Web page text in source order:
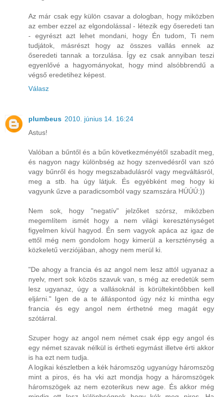
Az már csak egy külön csavar a dologban, hogy miközben
az ember ezzel az elgondolással - létezik egy őseredeti tan
- egyrészt azt lehet mondani, hogy Én tudom, Ti nem
tudjátok, másrészt hogy az összes vallás ennek az
őseredeti tannak a torzulása. Így ez csak annyiban teszi
egyenlővé a hagyományokat, hogy mind alsóbbrendű a
végső eredetihez képest.
Válasz
plumbeus 2010. június 14. 16:24
Astus!
Valóban a bűntől és a bűn következményétől szabadít meg,
és nagyon nagy különbség az hogy szenvedésről van szó
vagy bűnről és hogy megszabadulásról vagy megváltásról,
meg a stb. ha úgy látjuk. És egyébként meg hogy ki
vagyunk űzve a paradicsomból vagy szamszára HÚÚÚ:))
Nem sok, hogy "negatív" jelzőket szórsz, miközben
megemlítem ismét hogy a nem világi kereszténységet
figyelmen kívül hagyod. Én sem vagyok apáca az igaz de
ettől még nem gondolom hogy kimerül a kerszténység a
közkeletű verziójában, ahogy nem merül ki.
"De ahogy a francia és az angol nem lesz attól ugyanaz a
nyelv, mert sok közös szavuk van, s még az eredetük sem
lesz ugyanaz, úgy a vallásoknál is körültekintőbben kell
eljárni." Igen de a te álláspontod úgy néz ki mintha egy
francia és egy angol nem érthetné meg magát egy
szótárral.
Szuper hogy az angol nem német csak épp egy angol és
egy német szavak nélkül is értheti egymást illetve érti akkor
is ha ezt nem tudja.
A logikai készletben a kék háromszög ugyanúgy háromszög
mint a piros, és ha vki azt mondja hogy a háromszögek
háromszögek az nem ezoterikus new age. És akkor még